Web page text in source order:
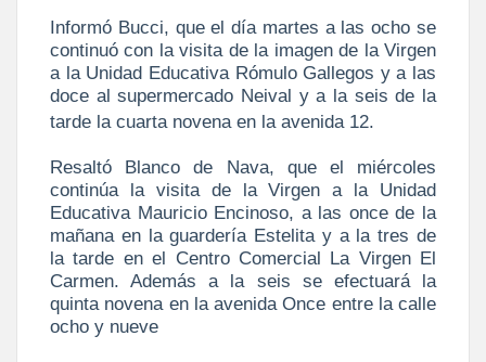
Informó Bucci, que el día martes a las ocho se
continuó con la visita de la imagen de la Virgen
a la Unidad Educativa Rómulo Gallegos y a las
doce al supermercado Neival y a la seis de la
tarde la cuarta novena en la avenida 12.
Resaltó Blanco de Nava, que el miércoles
continúa la visita de la Virgen a la Unidad
Educativa Mauricio Encinoso, a las once de la
mañana en la guardería Estelita y a la tres de
la tarde en el Centro Comercial La Virgen El
Carmen. Además a la seis se efectuará la
quinta novena en la avenida Once entre la calle
ocho y nueve